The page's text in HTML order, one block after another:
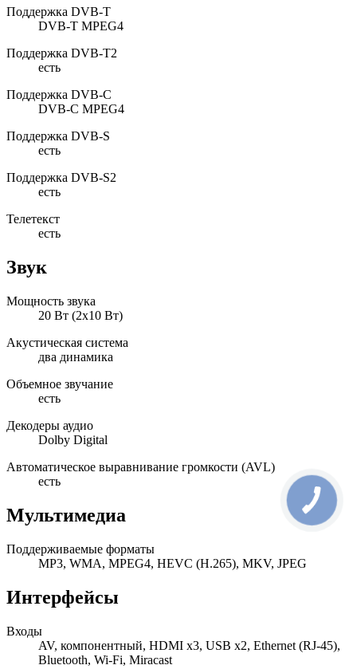
Поддержка DVB-T
DVB-T MPEG4
Поддержка DVB-T2
есть
Поддержка DVB-C
DVB-C MPEG4
Поддержка DVB-S
есть
Поддержка DVB-S2
есть
Телетекст
есть
Звук
Мощность звука
20 Вт (2х10 Вт)
Акустическая система
два динамика
Объемное звучание
есть
Декодеры аудио
Dolby Digital
Автоматическое выравнивание громкости (AVL)
есть
Мультимедиа
Поддерживаемые форматы
MP3, WMA, MPEG4, HEVC (H.265), MKV, JPEG
Интерфейсы
Входы
AV, компонентный, HDMI x3, USB x2, Ethernet (RJ-45),
Bluetooth, Wi-Fi, Miracast